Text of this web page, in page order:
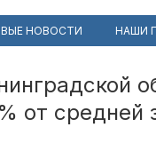
НОВОСТИ НАШИ
от средней